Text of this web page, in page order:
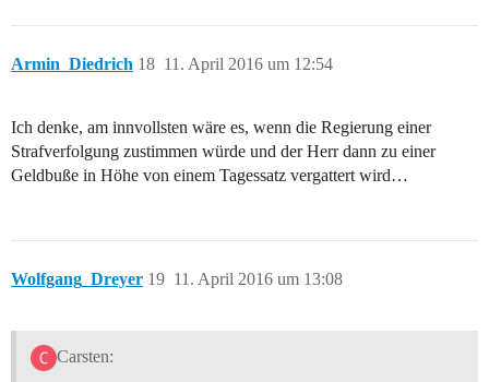
Armin_Diedrich 11. April 2016 um 12:54
18
Ich denke, am innvollsten wäre es, wenn die Regierung einer
Strafverfolgung zustimmen würde und der Herr dann zu einer
Geldbuße in Höhe von einem Tagessatz vergattert wird…
Wolfgang_Dreyer 11. April 2016 um 13:08
19
Carsten: